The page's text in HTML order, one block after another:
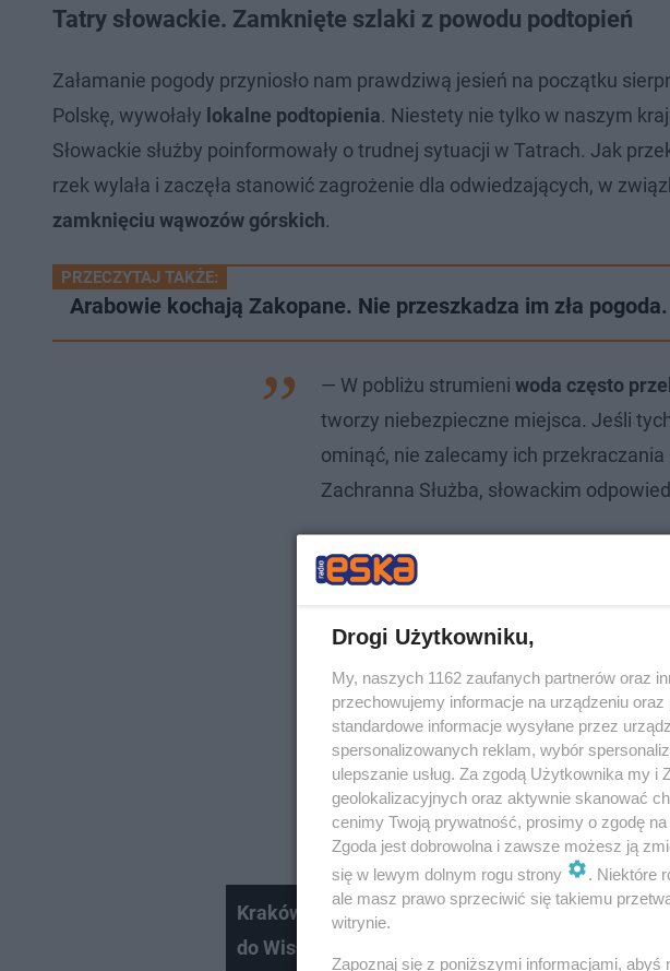
Tatry słowackie. Zamknięte szlaki z powodu podtopień
Załamanie pogody przyniosło nam prawdziwą jesień na początku
Polskę, wywołały lokalne podtopienia. Niestety nie tylko w naszym
Słowackie służby poinformowały o trudnej sytuacji w Tatrach. Jak
rzek wylała i zaczęła stanowić zagrożenie dla odwiedzających, w
zamknięciu wąwozów górskich.
PRZECZYTAJ TAKŻE:
Arabowie kochają Zakopane. Nie przeszkadza im zła
— W pobliżu strumieni woda często
tworzy niebezpieczne miejsca. Jeśli
ominąć, nie zalecamy ich
Zachranna Służba, słowackim
Kraków. Pod samym Wawelem odkryto ślady po
do Wisły. „Leki, hormony, narkotyki”
Drogi Użytkowniku,
My, naszych 1162 zaufanych partnerów oraz
przechowujemy informacje na urządzeniu
standardowe informacje wysyłane przez
spersonalizowanych reklam, wybór
ulepszanie usług. Za zgodą Użytkownika my
geolokalizacyjnych oraz aktywnie skanować
cenimy Twoją prywatność, prosimy o zgodę
Zgoda jest dobrowolna i zawsze możesz ją
się w lewym dolnym rogu strony
. Niektóre
ale masz prawo sprzeciwić się takiemu
witrynie.
Zapoznaj się z poniższymi informacjami,